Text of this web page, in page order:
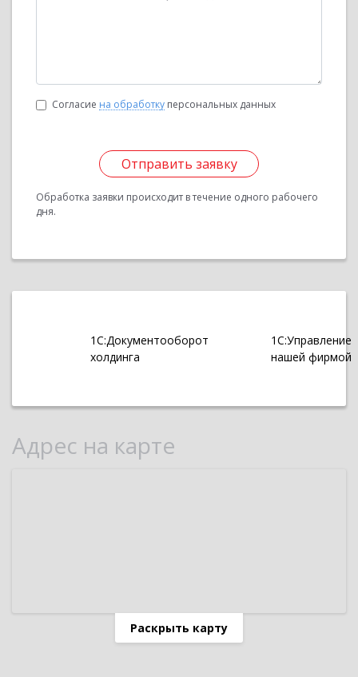
Согласие на обработку персональных данных
Отправить заявку
Обработка заявки происходит в течение одного рабочего
дня.
1С:Документооборот
холдинга
1С:Управление
нашей фирмой
Адрес на карте
Раскрыть карту